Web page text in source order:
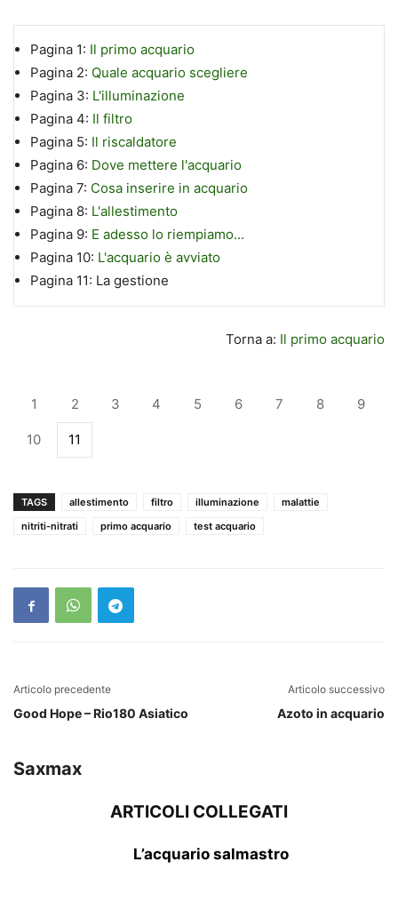
Pagina 1: Il primo acquario
Pagina 2: Quale acquario scegliere
Pagina 3: L'illuminazione
Pagina 4: Il filtro
Pagina 5: Il riscaldatore
Pagina 6: Dove mettere l'acquario
Pagina 7: Cosa inserire in acquario
Pagina 8: L'allestimento
Pagina 9: E adesso lo riempiamo...
Pagina 10: L'acquario è avviato
Pagina 11: La gestione
Torna a: Il primo acquario
1 2 3 4 5 6 7 8 9
10 11
TAGS allestimento filtro illuminazione
malattie
nitriti-nitrati
primo acquario test acquario
Articolo precedente
Good Hope – Rio180 Asiatico
Articolo successivo
Azoto in acquario
Saxmax
ARTICOLI COLLEGATI
L’acquario salmastro